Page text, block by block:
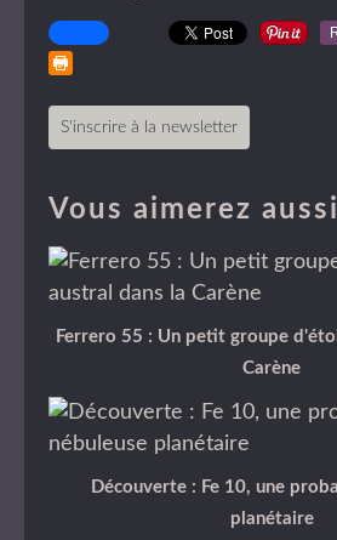
S'inscrire à la newsletter
Vous aimerez
Ferrero 55 : Un petit groupe
Carène
Découverte : Fe 10, une
planétaire